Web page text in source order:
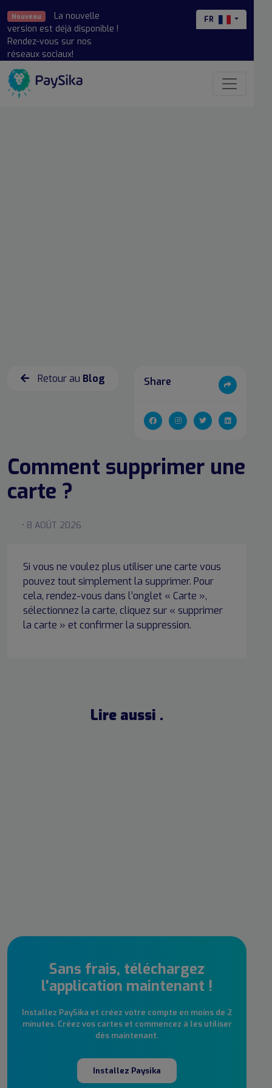
Nouveau
La nouvelle
version est déjà disponible !
Rendez-vous sur nos
réseaux sociaux!
FR
Retour au Blog Share
Comment supprimer une
carte ?
• 8 AOÛT 2026
Si vous ne voulez plus utiliser une carte vous
pouvez tout simplement la supprimer. Pour
cela, rendez-vous dans l’onglet « Carte »,
sélectionnez la carte, cliquez sur « supprimer
la carte » et confirmer la suppression.
Lire aussi .
Sans frais, téléchargez
l'application maintenant !
Installez PaySika et créez votre compte en moins de 2
minutes. Créez vos cartes et commencez à les utiliser
dès maintenant.
Installez Paysika